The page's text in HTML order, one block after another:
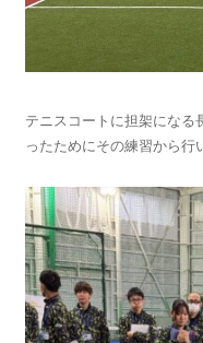
テニスコートに担架になる
ったためにその練習から行